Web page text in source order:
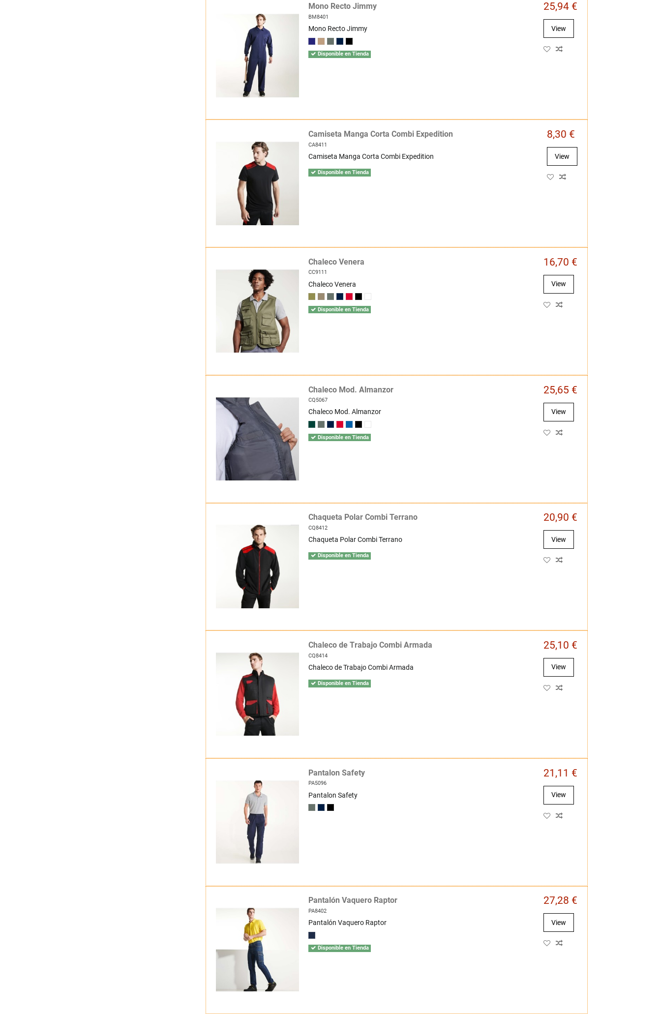
Mono Recto Jimmy
BM8401
Mono Recto Jimmy
Disponible en Tienda
25,94 €
View
Camiseta Manga Corta Combi Expedition
CA8411
Camiseta Manga Corta Combi Expedition
Disponible en Tienda
8,30 €
View
Chaleco Venera
CC9111
Chaleco Venera
Disponible en Tienda
16,70 €
View
Chaleco Mod. Almanzor
CQ5067
Chaleco Mod. Almanzor
Disponible en Tienda
25,65 €
View
Chaqueta Polar Combi Terrano
CQ8412
Chaqueta Polar Combi Terrano
Disponible en Tienda
20,90 €
View
Chaleco de Trabajo Combi Armada
CQ8414
Chaleco de Trabajo Combi Armada
Disponible en Tienda
25,10 €
View
Pantalon Safety
PA5096
Pantalon Safety
21,11 €
View
Pantalón Vaquero Raptor
PA8402
Pantalón Vaquero Raptor
Disponible en Tienda
27,28 €
View